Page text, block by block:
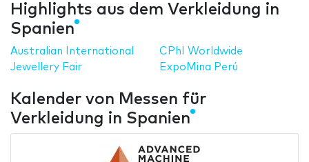
Highlights aus dem Verkleidung in
Spanien
Australian International
Jewellery Fair
CPhI Worldwide
ExpoMina Perú
Kalender von Messen für
Verkleidung in Spanien